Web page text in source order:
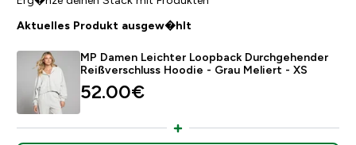
Aktuelles Produkt ausgew�hlt
MP Damen Leichter Loopback Durchgehender
Reißverschluss Hoodie - Grau Meliert - XS
52.00€‎